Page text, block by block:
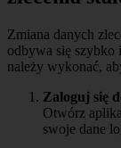
Zmiana danych
odbywa się szybko
należy wykonać,
Zaloguj się
Otwórz
swoje dane